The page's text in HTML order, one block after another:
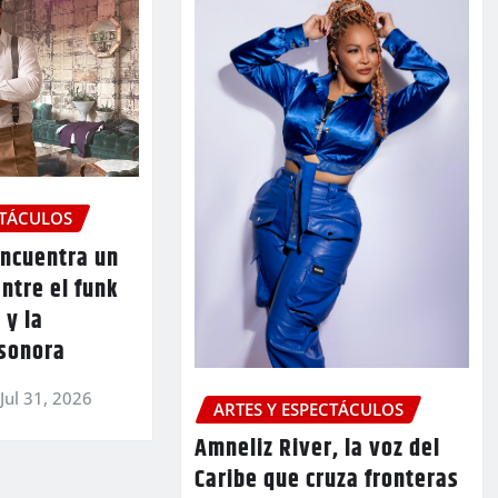
un
el funk
la
Jul 31, 2026
ARTES Y ESPECTÁCULOS
Amneliz River, la voz del
Caribe que cruza fronteras